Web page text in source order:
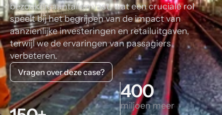
bezoekersaantallen vast, wat een cruciale rol
speelt bij het begrijpen van de impact van
aanzienlijke investeringen en retailuitgaven,
terwijl we de ervaringen van passagiers
verbeteren.
Vragen over deze case?
400
miljoen meer